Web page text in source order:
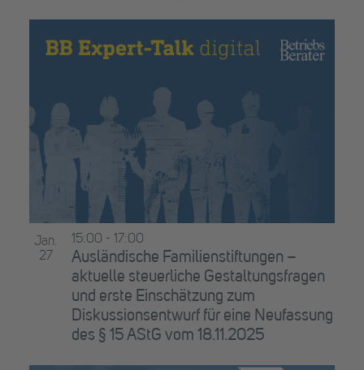
Jan.
27
Ausländische Familienstiftungen –
aktuelle steuerliche Gestaltungsfragen
und erste Einschätzung zum
Diskussionsentwurf für eine Neufassung
des § 15 AStG vom 18.11.2025
15:00 - 17:00